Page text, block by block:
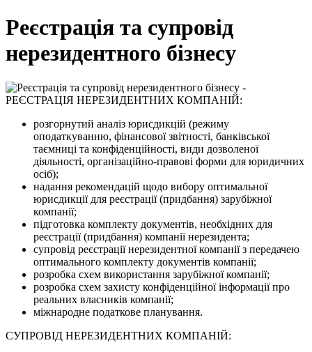
Реєстрація та супровід
нерезидентного бізнесу
РЕЄСТРАЦІЯ НЕРЕЗИДЕНТНИХ КОМПАНІЙ:
розгорнутий аналіз юрисдикцій (режиму
оподаткуванню, фінансової звітності, банківської
таємниці та конфіденційності, види дозволеної
діяльності, організаційно-правові форми для юридичних
осіб);
надання рекомендацій щодо вибору оптимальної
юрисдикції для реєстрації (придбання) зарубіжної
компанії;
підготовка комплекту документів, необхідних для
реєстрації (придбання) компанії нерезидента;
супровід реєстрації нерезидентної компанії з передачею
оптимального комплекту документів компанії;
розробка схем використання зарубіжної компанії;
розробка схем захисту конфіденційної інформації про
реальних власників компанії;
міжнародне податкове планування.
СУПРОВІД НЕРЕЗИДЕНТНИХ КОМПАНІЙ: